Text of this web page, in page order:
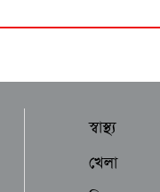
স্বাস্থ্য
খেলা